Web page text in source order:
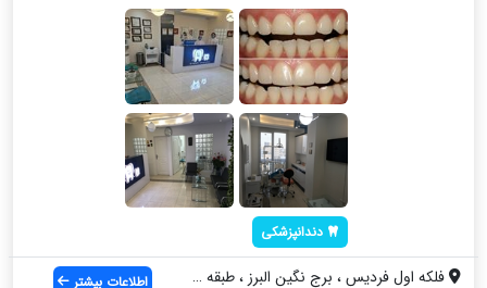
دندانپزشکی
فلکه اول فردیس ، برج نگین البرز ، طبقه س... اطلاعات بیشتر